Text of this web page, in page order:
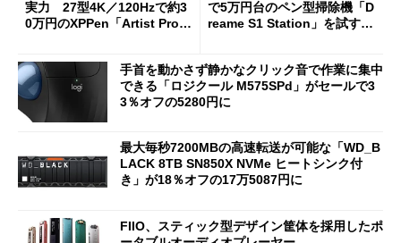
実力 27型4K／120Hzで約3
0万円のXPPen「Artist Pro 2
で5万円台のペン型掃除機「D
reame S1 Station」を試す
手首を動かさず静かなクリック音で作業に集中
できる「ロジクール M575SPd」がセールで3
3％オフの5280円に
最大毎秒7200MBの高速転送が可能な「WD_B
LACK 8TB SN850X NVMe ヒートシンク付
き」が18％オフの17万5087円に
FIIO、スティック型デザイン筐体を採用したポ